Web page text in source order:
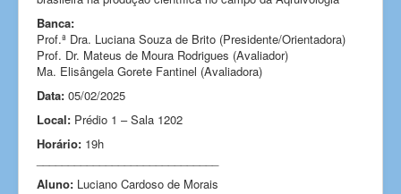
Banca:
Prof.ª Dra. Luciana Souza de Brito (Presidente/Orientadora)
Prof. Dr. Mateus de Moura Rodrigues (Avaliador)
Ma. Elisângela Gorete Fantinel (Avaliadora)
Data: 05/02/2025
Local: Prédio 1 – Sala 1202
Horário: 19h
Aluno: Luciano Cardoso de Morais